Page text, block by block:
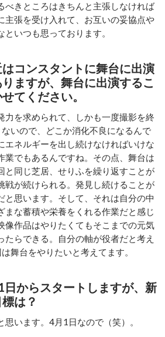
べきところはきちんと主張しなければ
主張を受け入れて、お互いの妥協点や
いつも思っております。
コンスタントに舞台に出演
ますが、舞台に出演するこ
てください。
を求められて、しかも一度撮影を終
いので、どこか消化不良になるんで
エネルギーを出し続けなければいけな
業でもあるんですね。その点、舞台は
と同じ芝居、せりふを繰り返すことが
戦が続けられる。発見し続けることが
と思います。そして、それは自分の中
まな蓄積や栄養をくれる作業だと感じ
像作品はやりたくてもそこまでの元気
たらできる。自分の軸が役者だと考え
舞台をやりたいと考えてます。
日からスタートしますが、新
は？
います。4月1日なので（笑）。